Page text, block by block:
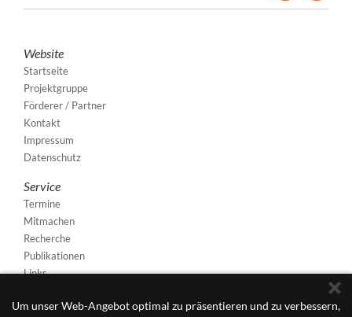
Um unser Web-Angebot optimal zu präsentieren und zu verbessern,
Website
Startseite
Projektgruppe
Förderer / Partner
Kontakt
Impressum
Datenschutz
Service
Termine
Mitmachen
Recherche
Publikationen
Links